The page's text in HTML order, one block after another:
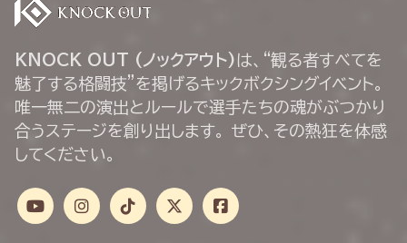
KNOCK OUT (ノックアウト) は、“観る者すべてを
魅了する格闘技”を掲げるキックボクシングイベント。
唯一無二の演出とルールで選手たちの魂がぶつかり
合うステージを創り出します。 ぜひ、その熱狂を体感
してください。